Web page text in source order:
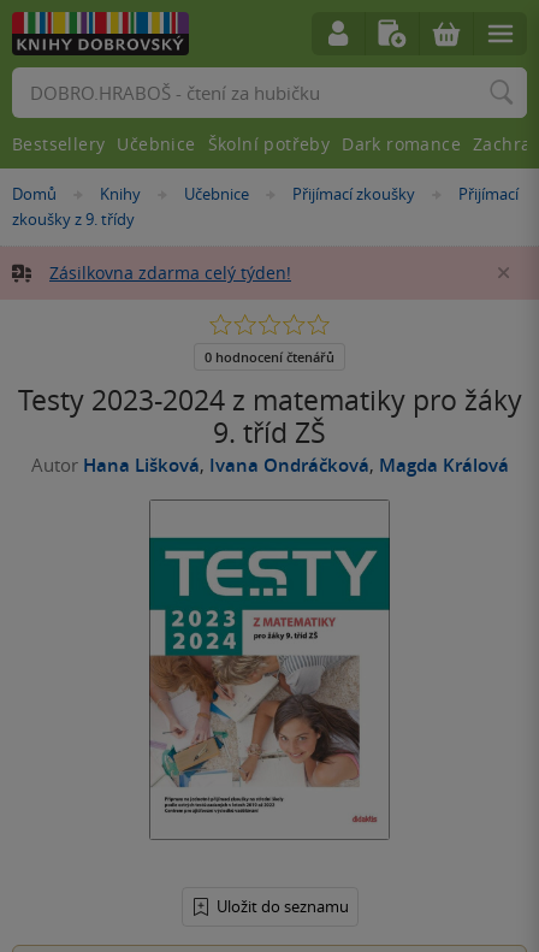
Nacházíte
se
Domů »Knihy »
Učebnice »Přijímací zkoušky »Přijímací
zkoušky z 9. třídy
Zásilkovna zdarma celý týden!
Testy 2023-2024 z matematiky pro žáky
9. tříd ZŠ
Autor Hana Lišková, Ivana Ondráčková, Magda Králová
Uložit do seznamu
0.0
5
0 hodnocení čtenářů
Vyhledávání
Bestsellery Učebnice Školní potřeby Dark romance